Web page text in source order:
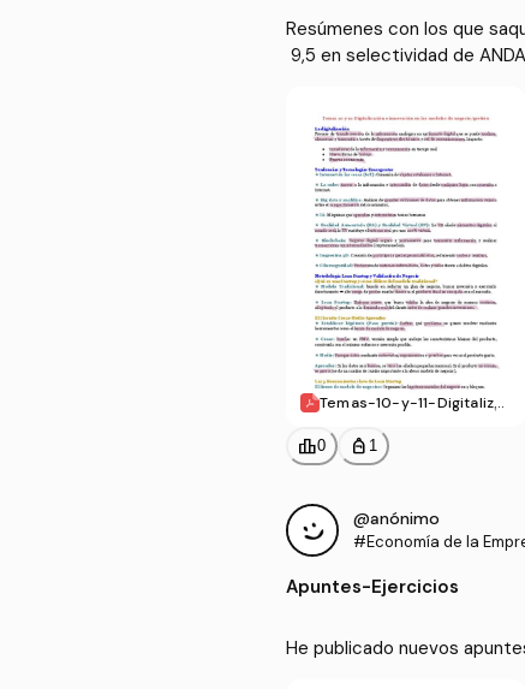
Resúmenes con los que
9,5 en selectividad de
Temas-10-y-11-Digitalizac
-modelos-de-negocioge
stion.pdf
leaderboard0 personal_bag 1
@anónimo
#Economía de la
Apuntes-Ejercicios
He publicado nuevos